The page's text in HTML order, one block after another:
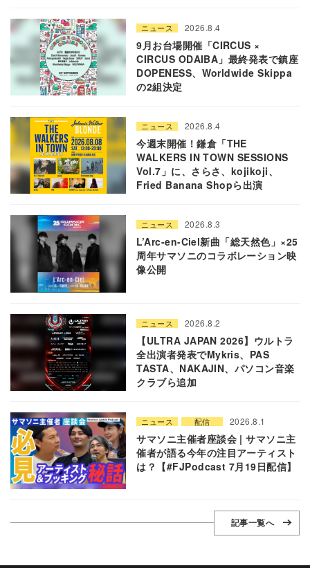
ニュース 2026.8.4
9月お台場開催「CIRCUS ×
CIRCUS ODAIBA」最終発表で鎮座
DOPENESS、Worldwide Skippa
の2組決定
ニュース 2026.8.4
今週末開催！鎌倉「THE
WALKERS IN TOWN SESSIONS
Vol.7」に、さらさ、kojikoji、
Fried Banana Shopら出演
ニュース 2026.8.3
L’Arc-en-Ciel新曲「総天然色」×25
周年サマソニのコラボレーション映
像公開
ニュース 2026.8.2
【ULTRA JAPAN 2026】ウルトラ
全出演者発表でMykris、PAS
TASTA、NAKAJIN、パソコン音楽
クラブら追加
ニュース 配信 2026.8.1
サマソニ主催者座談会 | サマソニ主
催者が語る今年の注目アーティスト
は？【#FJPodcast 7月19日配信】
記事一覧へ